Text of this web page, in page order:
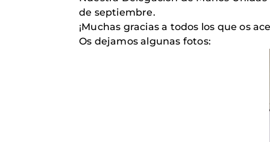
de septiembre.
¡Muchas gracias a todos los que os
Os dejamos algunas fotos: